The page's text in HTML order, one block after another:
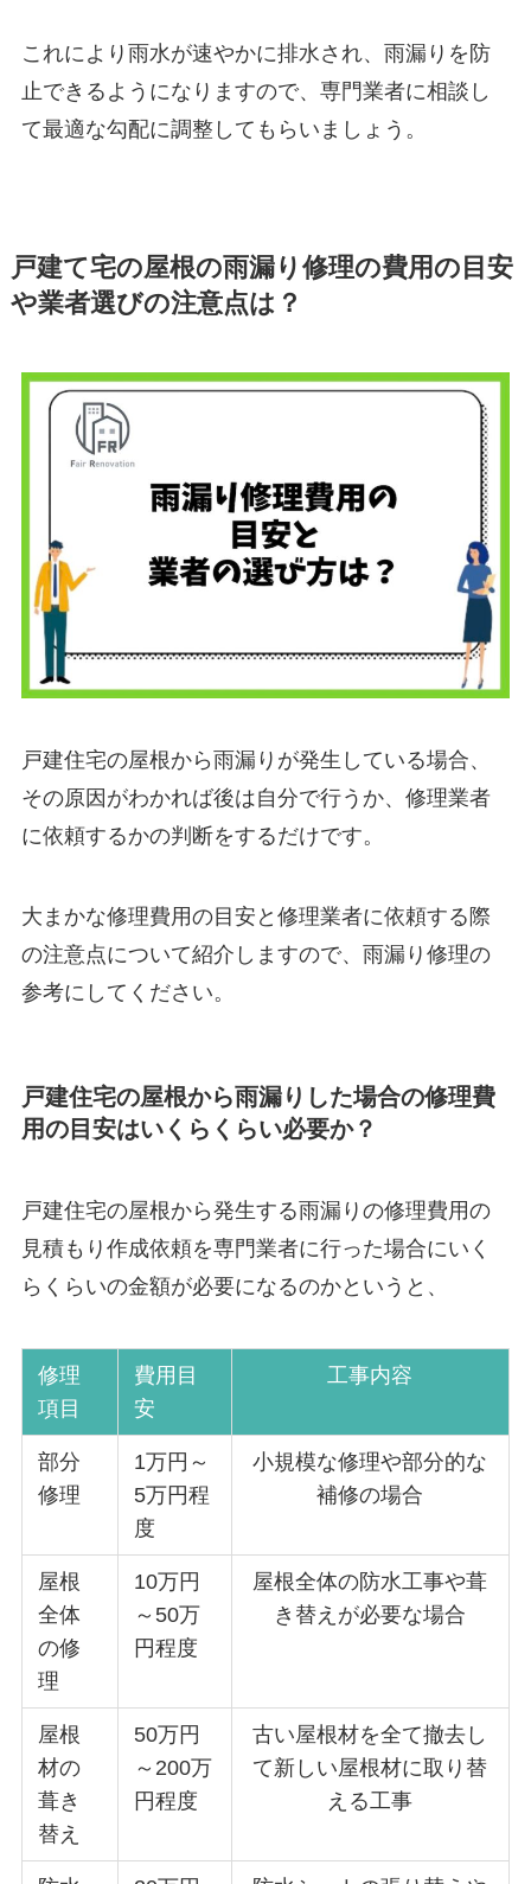
これにより雨水が速やかに排水され、雨漏りを防
止できるようになりますので、専門業者に相談し
て最適な勾配に調整してもらいましょう。
戸建て宅の屋根の雨漏り修理の費用の目安
や業者選びの注意点は？
戸建住宅の屋根から雨漏りが発生している場合、
その原因がわかれば後は自分で行うか、修理業者
に依頼するかの判断をするだけです。
大まかな修理費用の目安と修理業者に依頼する際
の注意点について紹介しますので、雨漏り修理の
参考にしてください。
戸建住宅の屋根から雨漏りした場合の修理費
用の目安はいくらくらい必要か？
戸建住宅の屋根から発生する雨漏りの修理費用の
見積もり作成依頼を専門業者に行った場合にいく
らくらいの金額が必要になるのかというと、
修理
項目
費用目
安
工事内容
部分
修理
1万円～
5万円程
度
小規模な修理や部分的な
補修の場合
屋根
全体
の修
理
10万円
～50万
円程度
屋根全体の防水工事や葺
き替えが必要な場合
屋根
材の
葺き
替え
50万円
～200万
円程度
古い屋根材を全て撤去し
て新しい屋根材に取り替
える工事